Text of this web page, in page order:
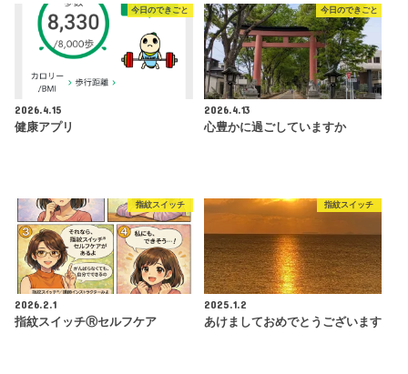
今日のできごと
2026.4.15
健康アプリ
今日のできごと
2026.4.13
心豊かに過ごしていますか
指紋スイッチ
2026.2.1
指紋スイッチⓇセルフケア
指紋スイッチ
2025.1.2
あけましておめでとうございます